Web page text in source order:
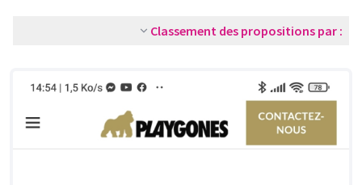
Classement des propositions par :